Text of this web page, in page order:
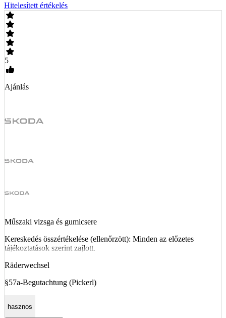
Hitelesített értékelés
5
Ajánlás
Műszaki vizsga és gumicsere
Kereskedés összértékelése (ellenőrzött): Minden az előzetes
tájékoztatások szerint zajlott.
Räderwechsel
§57a-Begutachtung (Pickerl)
hasznos